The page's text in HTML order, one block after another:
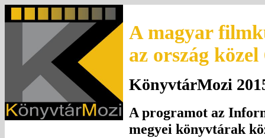
A magyar
az ország
KönyvtárMozi
A programot az
megyei könyvtárak